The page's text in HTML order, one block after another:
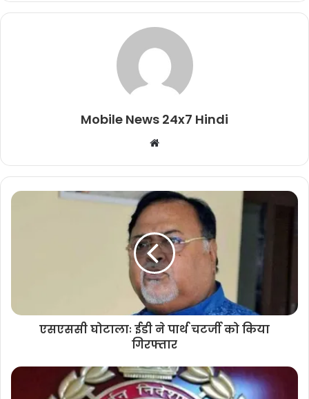
Mobile News 24x7 Hindi
Website
एसएससी घोटालाः ईडी ने पार्थ चटर्जी को किया
गिरफ्तार